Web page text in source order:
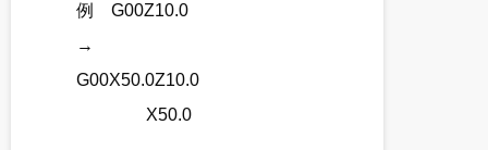
例 G00Z10.0
→
G00X50.0Z10.0
X50.0